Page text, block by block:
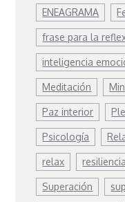
ENEAGRAMA
frase para la
inteligencia
Meditación
Paz interior
Psicología
relax resiliencia
Superación